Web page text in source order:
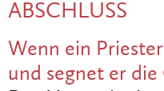
ABSCHLUSS
Wenn ein
und segnet er